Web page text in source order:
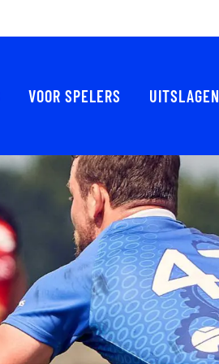
VOOR SPELERS UITSLAGEN